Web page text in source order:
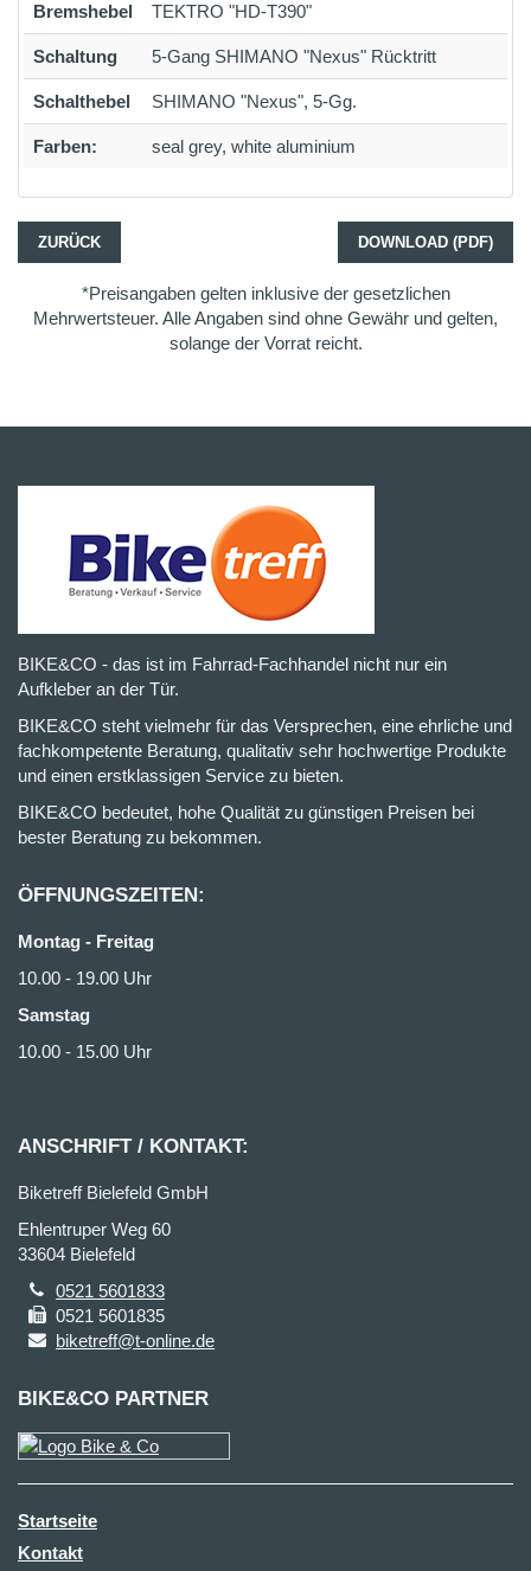
Bremshebel TEKTRO "HD-T390"
Schaltung 5-Gang SHIMANO "Nexus" Rücktritt
Schalthebel SHIMANO "Nexus", 5-Gg.
Farben: seal grey, white aluminium
ZURÜCK DOWNLOAD (PDF)
*Preisangaben gelten inklusive der gesetzlichen
Mehrwertsteuer. Alle Angaben sind ohne Gewähr und gelten,
solange der Vorrat reicht.
BIKE&CO - das ist im Fahrrad-Fachhandel nicht nur ein
Aufkleber an der Tür.
BIKE&CO steht vielmehr für das Versprechen, eine ehrliche und
fachkompetente Beratung, qualitativ sehr hochwertige Produkte
und einen erstklassigen Service zu bieten.
BIKE&CO bedeutet, hohe Qualität zu günstigen Preisen bei
bester Beratung zu bekommen.
ÖFFNUNGSZEITEN:
Montag - Freitag
10.00 - 19.00 Uhr
Samstag
10.00 - 15.00 Uhr
ANSCHRIFT / KONTAKT:
Biketreff Bielefeld GmbH
Ehlentruper Weg 60
33604 Bielefeld
0521 5601833
0521 5601835
biketreff@t-online.de
BIKE&CO PARTNER
Startseite
Kontakt